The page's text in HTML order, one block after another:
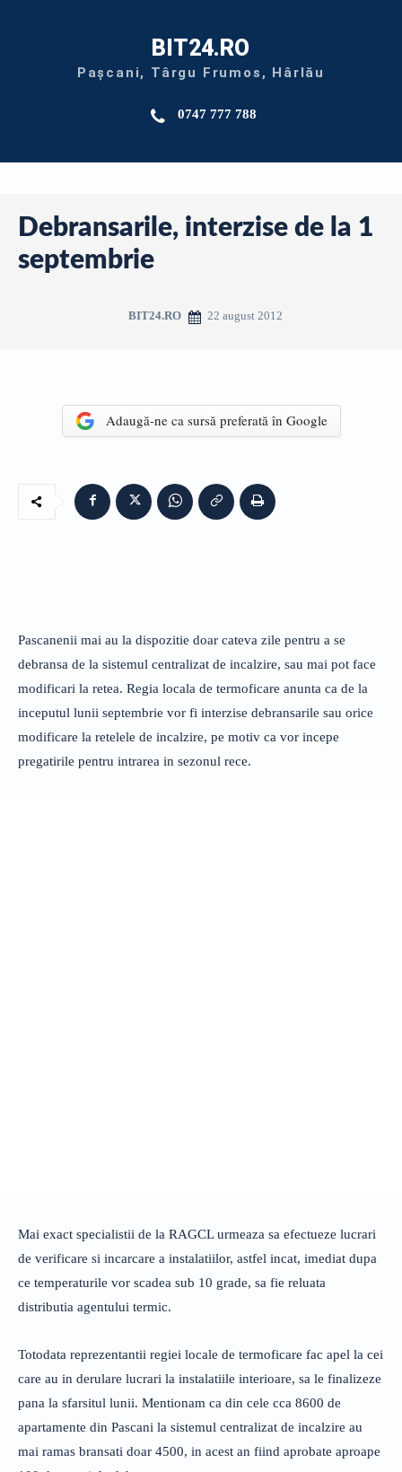
BIT24.RO
Pașcani, Târgu Frumos, Hârlău
0747 777 788
Debransarile, interzise de la 1
septembrie
BIT24.RO 22 august 2012
Adaugă-ne ca sursă preferată în Google
Pascanenii mai au la dispozitie doar cateva zile pentru a se
debransa de la sistemul centralizat de incalzire, sau mai pot face
modificari la retea. Regia locala de termoficare anunta ca de la
inceputul lunii septembrie vor fi interzise debransarile sau orice
modificare la retelele de incalzire, pe motiv ca vor incepe
pregatirile pentru intrarea in sezonul rece.
Mai exact specialistii de la RAGCL urmeaza sa efectueze lucrari
de verificare si incarcare a instalatiilor, astfel incat, imediat dupa
ce temperaturile vor scadea sub 10 grade, sa fie reluata
distributia agentului termic.
Totodata reprezentantii regiei locale de termoficare fac apel la cei
care au in derulare lucrari la instalatiile interioare, sa le finalizeze
pana la sfarsitul lunii. Mentionam ca din cele cca 8600 de
apartamente din Pascani la sistemul centralizat de incalzire au
mai ramas bransati doar 4500, in acest an fiind aprobate aproape